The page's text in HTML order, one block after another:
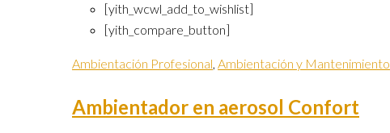
[yith_wcwl_add_to_wishlist]
[yith_compare_button]
Ambientación Profesional, Ambientación y Mantenimiento
Ambientador en aerosol Confort